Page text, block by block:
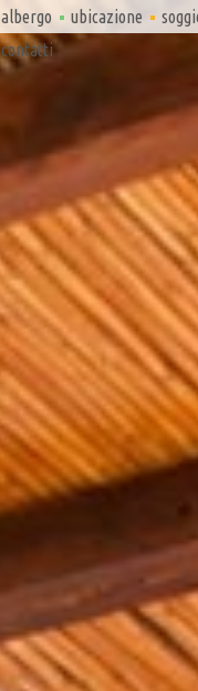
albergo ubicazione
contatti